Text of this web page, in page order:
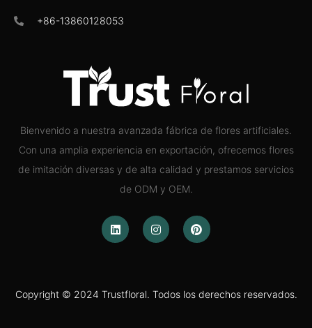
Bienvenido a nuestra avanzada fábrica de flores artificiales.
Con una amplia experiencia en exportación, ofrecemos flores
de imitación diversas y de alta calidad y prestamos servicios
de ODM y OEM.
Copyright © 2024 Trustfloral. Todos los derechos reservados.
+86-13860128053